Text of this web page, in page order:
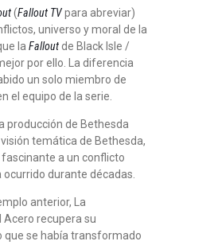
(Fallout TVpara abreviar)
universo y moral de la
la Fallout de Black Isle /
por ello. La diferencia
un solo miembro de
el equipo de la serie.
producción de Bethesda
temática de Bethesda,
a un conflicto
durante décadas.
anterior, La
Acero recupera su
que se había transformado